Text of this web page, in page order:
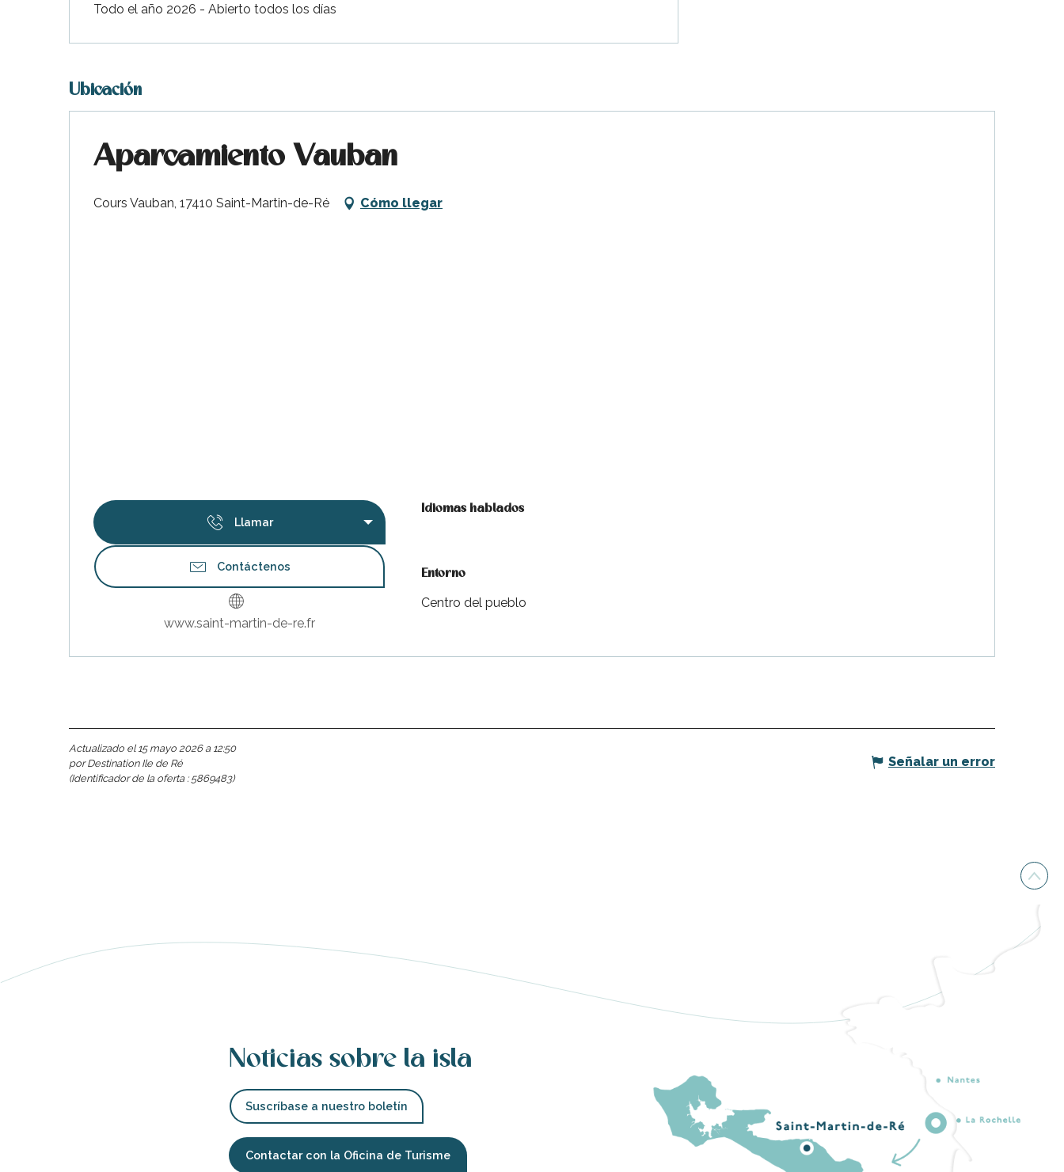
Todo el año 2026 - Abierto todos los días
Ubicación
Aparcamiento Vauban
Cours Vauban, 17410 Saint-Martin-de-Ré Cómo llegar
Llamar
Contáctenos
www.saint-martin-de-re.fr
Idiomas hablados
Idiomas hablados
Entorno
Entorno
Centro del pueblo
Actualizado el 15 mayo 2026 a 12:50
por Destination Ile de Ré
(Identificador de la oferta : 5869483)
Señalar un error
Noticias sobre la isla
Suscríbase a nuestro boletín
Contactar con la Oficina de Turisme